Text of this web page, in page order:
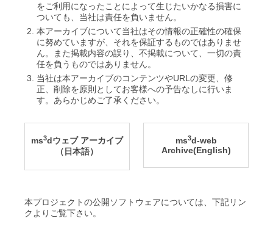
をご利用になったことによって生じたいかなる損害に
ついても、当社は責任を負いません。
本アーカイブについて当社はその情報の正確性の確保
に努めていますが、それを保証するものではありませ
ん。また掲載内容の誤り、不掲載について、一切の責
任を負うものではありません。
当社は本アーカイブのコンテンツやURLの変更、修
正、削除を原則としてお客様への予告なしに行いま
す。あらかじめご了承ください。
ms3dウェブ アーカイブ
（日本語）
ms3d-web
Archive(English)
本プロジェクトの公開ソフトウェアについては、下記リン
クよりご覧下さい。